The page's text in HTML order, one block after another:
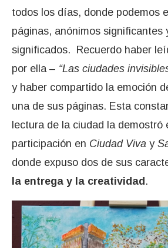
todos los días, donde podemos
páginas, anónimos significantes
significados. Recuerdo haber
por ella – “Las ciudades
y haber compartido la emoción
una de sus páginas. Esta
lectura de la ciudad la demostró
participación en Ciudad Viva y
donde expuso dos de sus
la entrega y la creatividad .